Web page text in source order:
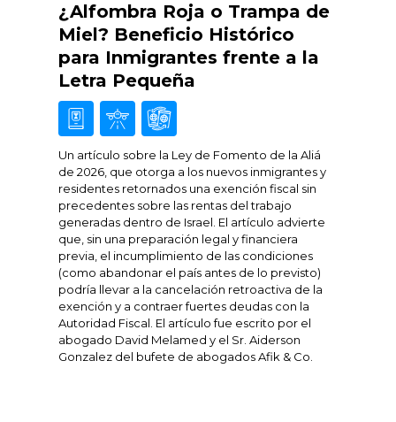
¿Alfombra Roja o Trampa de
Miel? Beneficio Histórico
para Inmigrantes frente a la
Letra Pequeña
Un artículo sobre la Ley de Fomento de la Aliá
de 2026, que otorga a los nuevos inmigrantes y
residentes retornados una exención fiscal sin
precedentes sobre las rentas del trabajo
generadas dentro de Israel. El artículo advierte
que, sin una preparación legal y financiera
previa, el incumplimiento de las condiciones
(como abandonar el país antes de lo previsto)
podría llevar a la cancelación retroactiva de la
exención y a contraer fuertes deudas con la
Autoridad Fiscal. El artículo fue escrito por el
abogado David Melamed y el Sr. Aiderson
Gonzalez del bufete de abogados Afik & Co.